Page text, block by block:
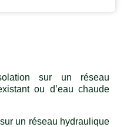
sur un réseau
ou d’eau chaude
un réseau hydraulique